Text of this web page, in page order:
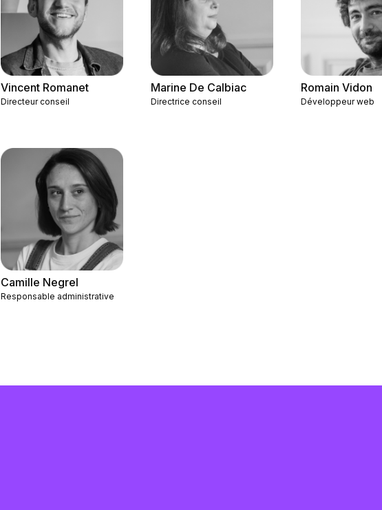
Vincent Romanet
Directeur conseil
Marine De Calbiac
Directrice conseil
Romain Vidon
Développeur web
Camille Negrel
Responsable administrative